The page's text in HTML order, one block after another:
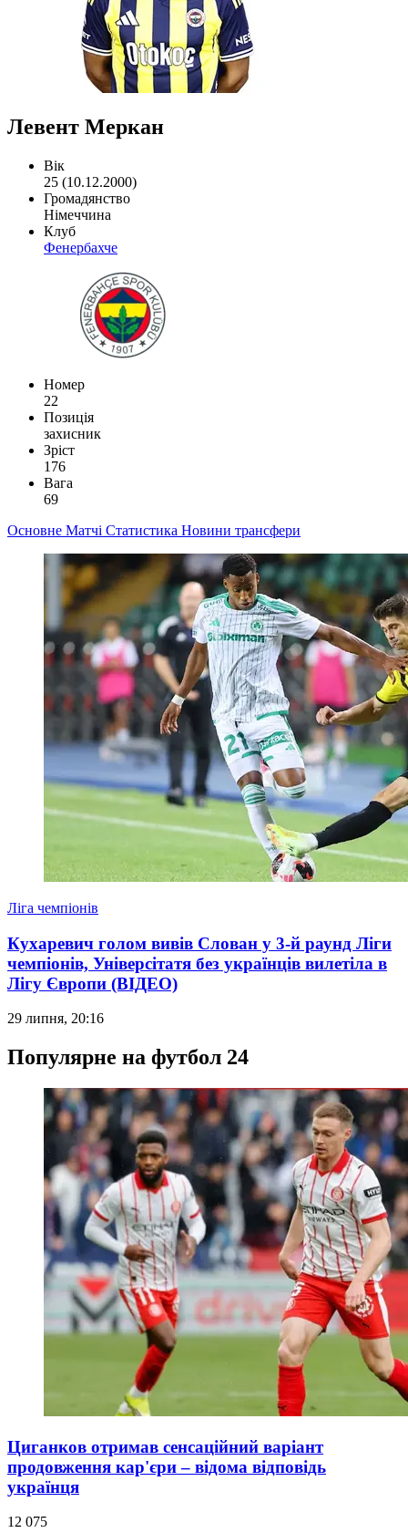
Левент Меркан
Вік
25 (10.12.2000)
Громадянство
Німеччина
Клуб
Фенербахче
Номер
22
Позиція
захисник
Зріст
176
Вага
69
Основне Матчі Статистика Новини трансфери
Ліга чемпіонів
Кухаревич голом вивів Слован у 3-й раунд Ліги
чемпіонів, Універсітатя без українців вилетіла в
Лігу Європи (ВІДЕО)
29 липня, 20:16
Популярне на футбол 24
Циганков отримав сенсаційний варіант
продовження кар'єри – відома відповідь
українця
12 075